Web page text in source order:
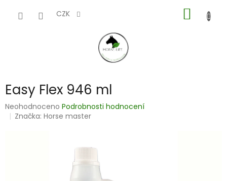
CZK
KOŠÍK
Easy Flex 946 ml
Průměrné
hodnocení
Neohodnoceno Podrobnosti hodnocení
Značka:Horse master